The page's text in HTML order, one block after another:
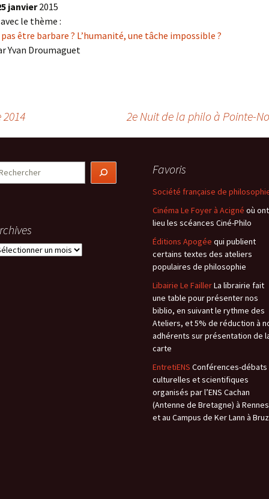
janvier2015
le thème :
être barbare ? L’humanité, une tâche impossible ?
Yvan Droumaguet
2e Nuit de la philo à Pointe-
Favoris
Société française de
Cinéma Le Foyer à Acigné où ont
lieu les scéances Ciné-Philo
Éditions Apogée qui publient
certains textes des ateliers
populaires de philosophie
Libairie Le FaillerLa librairie fait
une table pour présenter nos
biblio, en suivant le rythme des
Ateliers, et 5% de réduction à
adhérents sur présentation de
carte
EntretiENS Conférences-débats
culturelles et scientifiques
organisés par l’ENS Cachan
(Antenne de Bretagne) à Rennes
et au Campus de Ker Lann à Bruz